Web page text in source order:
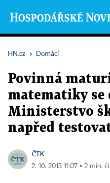
HN.cz › Domácí
Povinná
matematiky se
Ministerstvo
napřed
ČTK
2. 10. 2013 11:07 ▪ 2 min.